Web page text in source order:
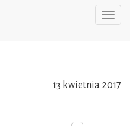
13 kwietnia 2017